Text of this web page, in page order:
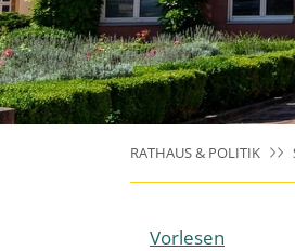
RATHAUS & POLITIK
Vorlesen